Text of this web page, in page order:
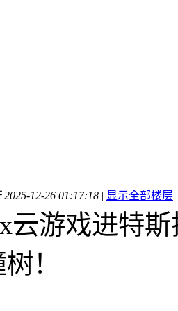
2025-12-26 01:17:18 | 显示全部楼层
云游戏进特
！